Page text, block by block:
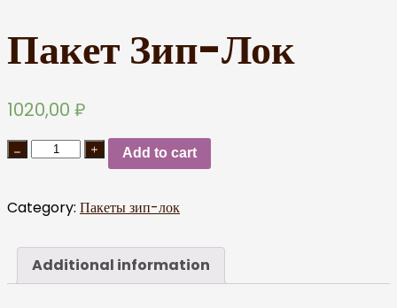
Пакет Зип-Лок
1020,00 ₽
Add to cart
Category: Пакеты зип-лок
Additional information